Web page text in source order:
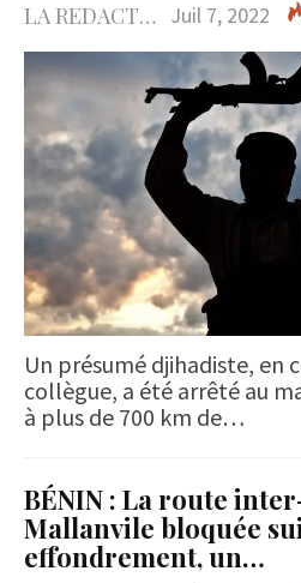
LA REDACTION Juil 7, 2022
Un présumé djihadiste, en
collègue, a été arrêté au
à plus de 700 km de…
BÉNIN : La route
Mallanvile bloquée
effondrement, un…